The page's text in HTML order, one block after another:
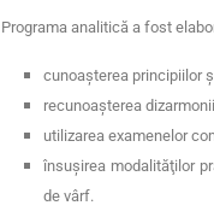
Programa analitică a fost
cunoaşterea principiilor
recunoaşterea
utilizarea examenelor
însuşirea modalităţilor
de vârf.